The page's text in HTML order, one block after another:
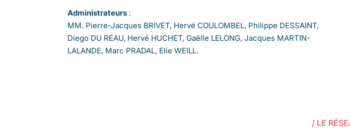
Administrateurs :
MM. Pierre-Jacques BRIVET, Hervé COULOMBEL, Philippe DESSAINT,
Diego DU REAU, Hervé HUCHET, Gaëlle LELONG, Jacques MARTIN-
LALANDE, Marc PRADAL, Elie WEILL.
/ LE